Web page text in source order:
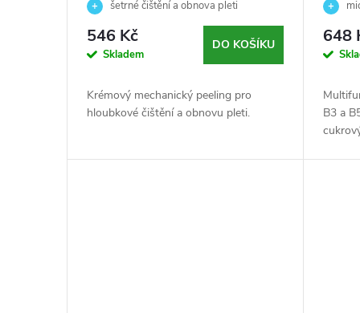
Essential - Skeyndor - 50 ml
šetrné čištění a obnova pleti
546 Kč
Skladem
DO KOŠÍKU
Krémový mechanický peeling pro
hloubkové čištění a obnovu pleti.
pro
typy
648
B3 a